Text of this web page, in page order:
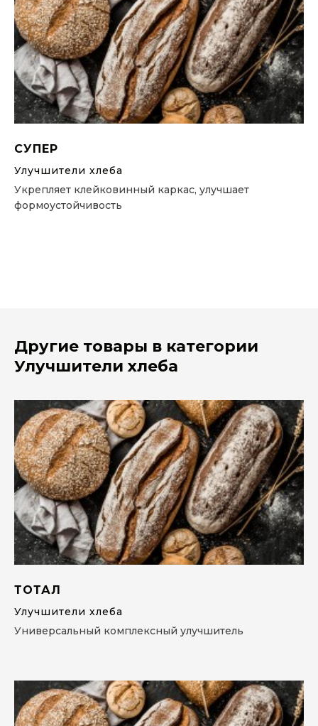
СУПЕР
Улучшители хлеба
Укрепляет клейковинный каркас, улучшает
формоустойчивость
Другие товары в категории
Улучшители хлеба
ТОТАЛ
Улучшители хлеба
Универсальный комплексный улучшитель